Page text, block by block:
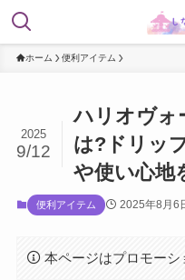
ホーム 便利アイテム
ハリオヴォ
は?ドリッ
や使い心地
2025
9/12
便利アイテム 2025年8月6
本ページはプロモー